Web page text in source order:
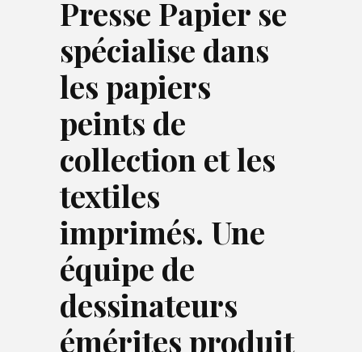
Presse Papier se
spécialise dans
les papiers
peints de
collection et les
textiles
imprimés. Une
équipe de
dessinateurs
émérites produit